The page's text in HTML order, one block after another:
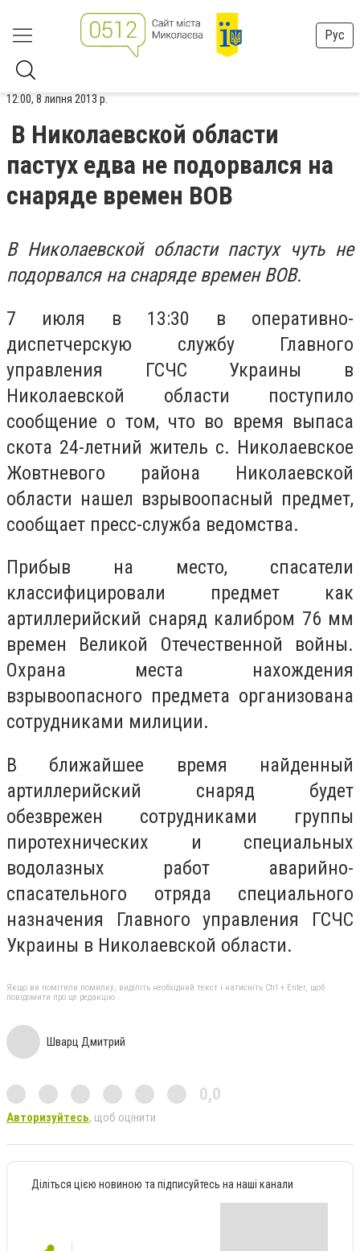
Рус
12:00, 8 липня 2013 р.
В Николаевской области
пастух едва не подорвался на
снаряде времен ВОВ
В Николаевской области пастух чуть не
подорвался на снаряде времен ВОВ.
7 июля в 13:30 в оперативно-
диспетчерскую службу Главного
управления ГСЧС Украины в
Николаевской области поступило
сообщение о том, что во время выпаса
скота 24-летний житель с. Николаевское
Жовтневого района Николаевской
области нашел взрывоопасный предмет,
сообщает пресс-служба ведомства.
Прибыв на место, спасатели
классифицировали предмет как
артиллерийский снаряд калибром 76 мм
времен Великой Отечественной войны.
Охрана места нахождения
взрывоопасного предмета организована
сотрудниками милиции.
В ближайшее время найденный
артиллерийский снаряд будет
обезврежен сотрудниками группы
пиротехнических и специальных
водолазных работ аварийно-
спасательного отряда специального
назначения Главного управления ГСЧС
Украины в Николаевской области.
Якщо ви помітили помилку, виділіть необхідний текст і натисніть Ctrl + Enter, щоб
повідомити про це редакцію
Шварц Дмитрий
0,0
Авторизуйтесь, щоб оцінити
Діліться цією новиною та підписуйтесь на наші канали